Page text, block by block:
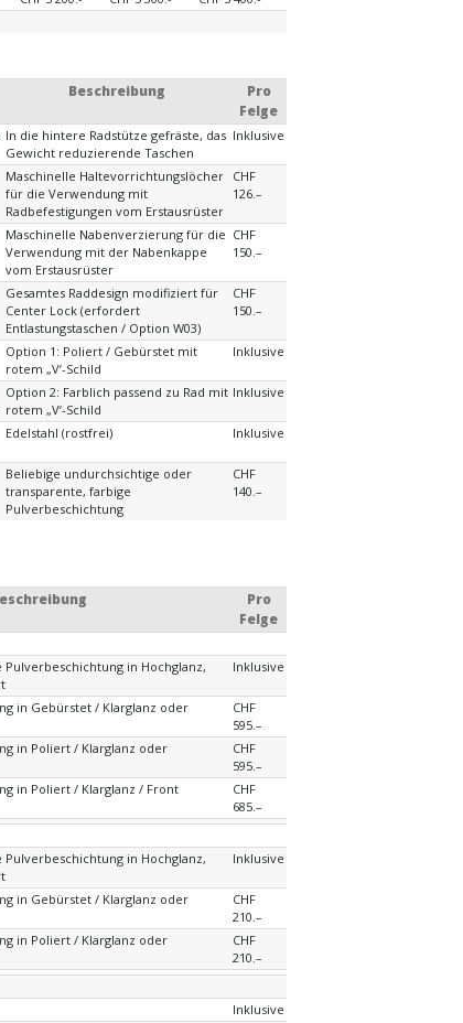
Beschreibung
Pro
Felge
In die hintere Radstütze gefräste, das
Gewicht reduzierende Taschen
Inklusive
Maschinelle Haltevorrichtungslöcher
für die Verwendung mit
Radbefestigungen vom Erstausrüster
CHF
126.–
Maschinelle Nabenverzierung für die
Verwendung mit der Nabenkappe
vom Erstausrüster
CHF
150.–
Gesamtes Raddesign modifiziert für
Center Lock (erfordert
Entlastungstaschen / Option W03)
CHF
150.–
Option 1: Poliert / Gebürstet mit
rotem „Vʼ-Schild
Inklusive
Option 2: Farblich passend zu Rad mit
rotem „Vʼ-Schild
Inklusive
Edelstahl (rostfrei) Inklusive
Beliebige undurchsichtige oder
transparente, farbige
Pulverbeschichtung
CHF
140.–
Pro
Felge
in Hochglanz,
Inklusive
in Gebürstet / Klarglanz oder
CHF
595.–
in Poliert / Klarglanz oder
CHF
595.–
in Poliert / Klarglanz / Front
CHF
685.–
in Hochglanz,
Inklusive
in Gebürstet / Klarglanz oder
CHF
210.–
in Poliert / Klarglanz oder
CHF
210.–
Inklusive